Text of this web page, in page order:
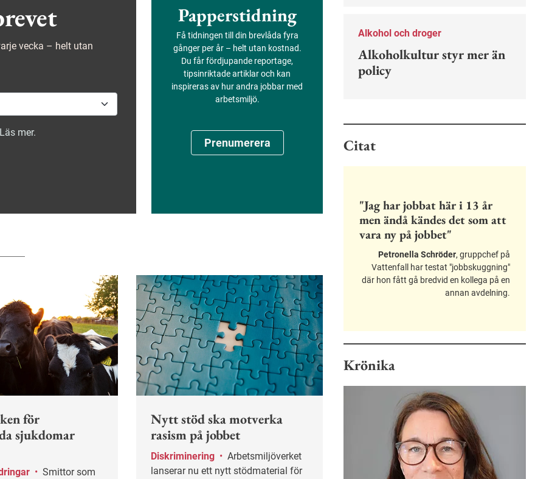
vecka – helt utan
mer.
Papperstidning
Få tidningen till din brevlåda fyra
gånger per år – helt utan kostnad.
Du får fördjupande reportage,
tipsinriktade artiklar och kan
inspireras av hur andra jobbar med
arbetsmiljö.
Prenumerera
för
sjukdomar
•
Nytt stöd ska motverka
rasism på jobbet
Diskriminering • Arbetsmiljöverket
lanserar nu ett nytt stödmaterial för
Alkohol och droger
Alkoholkultur styr mer än
policy
Citat
"Jag har jobbat här i 13 år
men ändå kändes det som att
vara ny på jobbet"
Petronella Schröder, gruppchef på
Vattenfall har testat "jobbskuggning"
där hon fått gå bredvid en kollega på en
annan avdelning.
Krönika